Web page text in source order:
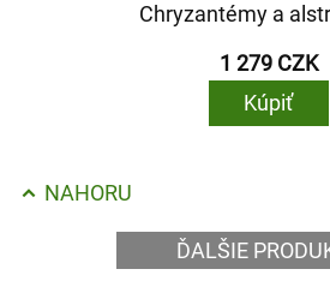
Chryzantémy a
1 279 CZK
Kúpiť
NAHORU
ĎALŠIE